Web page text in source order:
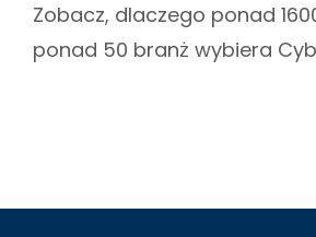
Zobacz, dlaczego ponad
ponad 50 branż wybiera